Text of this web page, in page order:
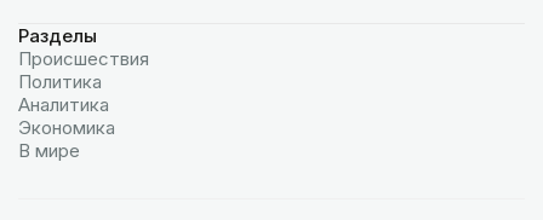
Разделы
Происшествия
Политика
Аналитика
Экономика
В мире